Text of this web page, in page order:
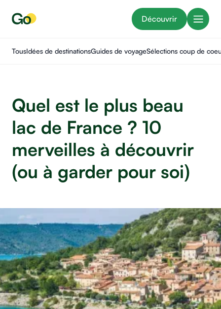
Découvrir
TousIdées de destinationsGuides de voyageSélections coup de
Quel est le plus beau
lac de France ? 10
merveilles à découvrir
(ou à garder pour soi)